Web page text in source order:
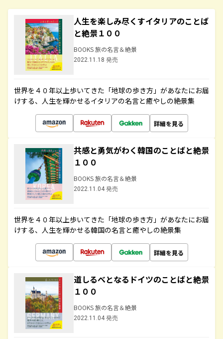
人生を楽しみ尽くすイタリアのことば
と絶景１００
BOOKS 旅の名言＆絶景
2022.11.18 発売
世界を４０年以上歩いてきた「地球の歩き方」があなたにお届
けする、人生を輝かせるイタリアの名言と癒やしの絶景集
詳細を見る
共感と勇気がわく韓国のことばと絶景
１００
BOOKS 旅の名言＆絶景
2022.11.04 発売
世界を４０年以上歩いてきた「地球の歩き方」があなたにお届
けする、人生を輝かせる韓国の名言と癒やしの絶景集
詳細を見る
道しるべとなるドイツのことばと絶景
１００
BOOKS 旅の名言＆絶景
2022.11.04 発売